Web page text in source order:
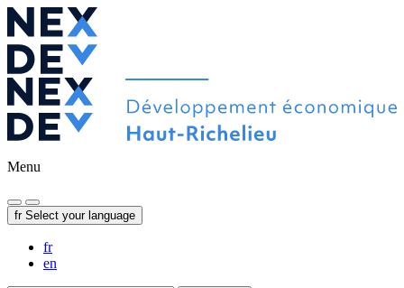
Menu
fr Select your language
fr
en